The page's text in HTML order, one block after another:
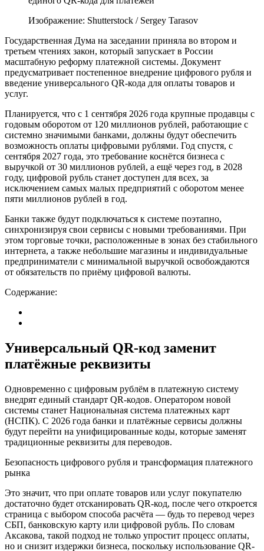
Изображение: Shutterstock / Sergey Tarasov
Государственная Дума на заседании приняла во втором и
третьем чтениях закон, который запускает в России
масштабную реформу платежной системы. Документ
предусматривает постепенное внедрение цифрового рубля и
введение универсального QR-кода для оплаты товаров и
услуг.
Планируется, что с 1 сентября 2026 года крупные продавцы с
годовым оборотом от 120 миллионов рублей, работающие с
системно значимыми банками, должны будут обеспечить
возможность оплаты цифровыми рублями. Год спустя, с
сентября 2027 года, это требование коснётся бизнеса с
выручкой от 30 миллионов рублей, а ещё через год, в 2028
году, цифровой рубль станет доступен для всех, за
исключением самых малых предприятий с оборотом менее
пяти миллионов рублей в год.
Банки также будут подключаться к системе поэтапно,
синхронизируя свои сервисы с новыми требованиями. При
этом торговые точки, расположенные в зонах без стабильного
интернета, а также небольшие магазины и индивидуальные
предприниматели с минимальной выручкой освобождаются
от обязательств по приёму цифровой валюты.
Содержание:
Универсальный QR-код заменит
платёжные реквизиты
Одновременно с цифровым рублём в платежную систему
внедрят единый стандарт QR-кодов. Оператором новой
системы станет Национальная система платежных карт
(НСПК). С 2026 года банки и платёжные сервисы должны
будут перейти на унифицированные коды, которые заменят
традиционные реквизиты для переводов.
Безопасность цифрового рубля и трансформация платежного
рынка
Это значит, что при оплате товаров или услуг покупателю
достаточно будет отсканировать QR-код, после чего откроется
страница с выбором способа расчёта — будь то перевод через
СБП, банковскую карту или цифровой рубль. По словам
Аксакова, такой подход не только упростит процесс оплаты,
но и снизит издержки бизнеса, поскольку использование QR-